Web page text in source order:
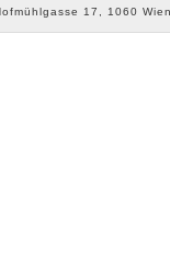
17, 1060